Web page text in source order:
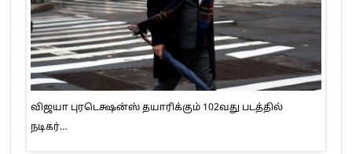
விஜயா புரடெக்ஷன்ஸ் தயாரிக்கும் 102வது படத்தில்
நடிகர்…